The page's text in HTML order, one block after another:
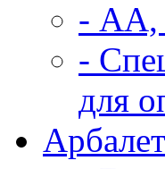
- АА,
-
для